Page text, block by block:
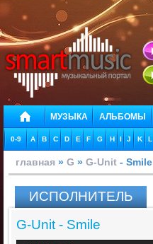
МУЗЫКА АЛЬБОМЫ
0-9 A B C D E F G H I J K L
главная » G » G-Unit - Smile
ИСПОЛНИТЕЛЬ
G-Unit - Smile